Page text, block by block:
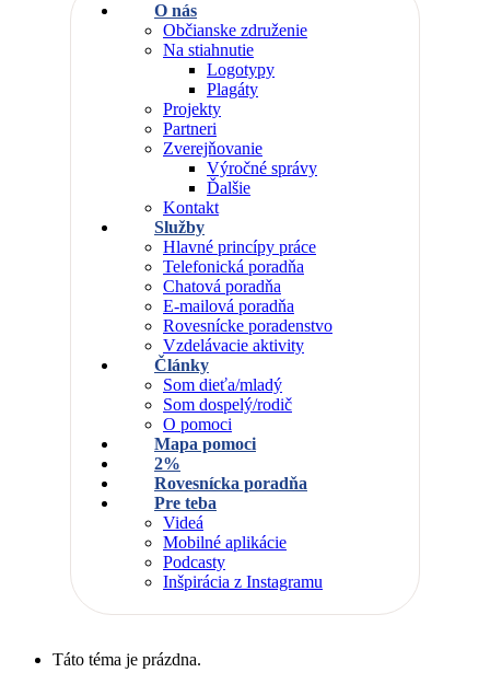
O nás
Občianske združenie
Na stiahnutie
Logotypy
Plagáty
Projekty
Partneri
Zverejňovanie
Výročné správy
Ďalšie
Kontakt
Služby
Hlavné princípy práce
Telefonická poradňa
Chatová poradňa
E-mailová poradňa
Rovesnícke poradenstvo
Vzdelávacie aktivity
Články
Som dieťa/mladý
Som dospelý/rodič
O pomoci
Mapa pomoci
2%
Rovesnícka poradňa
Pre teba
Videá
Mobilné aplikácie
Podcasty
Inšpirácia z Instagramu
Táto téma je prázdna.